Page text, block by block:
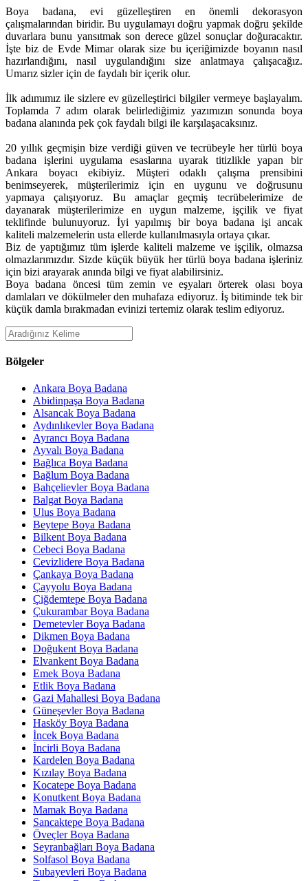
Boya badana, evi güzelleştiren en önemli dekorasyon
çalışmalarından biridir. Bu uygulamayı doğru yapmak doğru şekilde
duvarlara bunu yansıtmak son derece güzel sonuçlar doğuracaktır.
İşte biz de Evde Mimar olarak size bu içeriğimizde boyanın nasıl
hazırlandığını, nasıl uygulandığını size anlatmaya çalışacağız.
Umarız sizler için de faydalı bir içerik olur.
İlk adımımız ile sizlere ev güzelleştirici bilgiler vermeye başlayalım.
Toplamda 7 adım olarak belirlediğimiz yazımızın sonunda boya
badana alanında pek çok faydalı bilgi ile karşılaşacaksınız.
20 yıllık geçmişin bize verdiği güven ve tecrübeyle her türlü boya
badana işlerini uygulama esaslarına uyarak titizlikle yapan bir
Ankara boyacı ekibiyiz. Müşteri odaklı çalışma prensibini
benimseyerek, müşterilerimiz için en uygunu ve doğrusunu
yapmaya çalışıyoruz. Bu amaçlar geçmiş tecrübelerimize de
dayanarak müşterilerimize en uygun malzeme, işçilik ve fiyat
teklifinde bulunuyoruz. İyi yapılmış bir boya badana işi ancak
kaliteli malzemelerin usta ellerde kullanılmasıyla ortaya çıkar.
Biz de yaptığımız tüm işlerde kaliteli malzeme ve işçilik, olmazsa
olmazlarımızdır. Sizde küçük büyük her türlü boya badana işleriniz
için bizi arayarak anında bilgi ve fiyat alabilirsiniz.
Boya badana öncesi tüm zemin ve eşyaları örterek olası boya
damlaları ve dökülmeler den muhafaza ediyoruz. İş bitiminde tek bir
küçük damla bırakmadan evinizi tertemiz olarak teslim ediyoruz.
Bölgeler
Ankara Boya Badana
Abidinpaşa Boya Badana
Alsancak Boya Badana
Aydınlıkevler Boya Badana
Ayrancı Boya Badana
Ayvalı Boya Badana
Bağlıca Boya Badana
Bağlum Boya Badana
Bahçelievler Boya Badana
Balgat Boya Badana
Ulus Boya Badana
Beytepe Boya Badana
Bilkent Boya Badana
Cebeci Boya Badana
Cevizlidere Boya Badana
Çankaya Boya Badana
Çayyolu Boya Badana
Çiğdemtepe Boya Badana
Çukurambar Boya Badana
Demetevler Boya Badana
Dikmen Boya Badana
Doğukent Boya Badana
Elvankent Boya Badana
Emek Boya Badana
Etlik Boya Badana
Gazi Mahallesi Boya Badana
Güneşevler Boya Badana
Hasköy Boya Badana
İncek Boya Badana
İncirli Boya Badana
Kardelen Boya Badana
Kızılay Boya Badana
Kocatepe Boya Badana
Konutkent Boya Badana
Mamak Boya Badana
Sancaktepe Boya Badana
Öveçler Boya Badana
Seyranbağları Boya Badana
Solfasol Boya Badana
Subayevleri Boya Badana